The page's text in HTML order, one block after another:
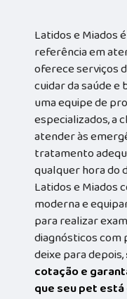
Latidos e Miados
referência em
oferece serviços
cuidar da saúde
uma equipe de
especializados, a
atender às
tratamento
qualquer hora do
Latidos e Miados
moderna e
para realizar
diagnósticos com
deixe para depois,
cotação e
que seu pet